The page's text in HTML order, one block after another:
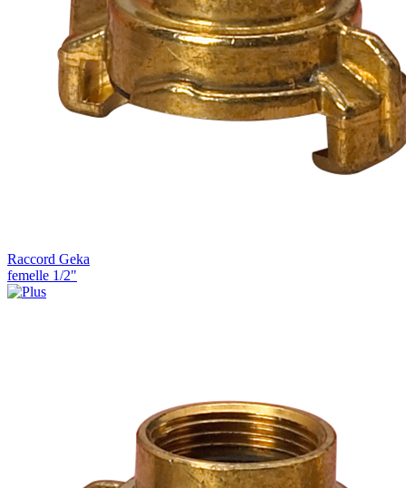
Raccord Geka
femelle 1/2"